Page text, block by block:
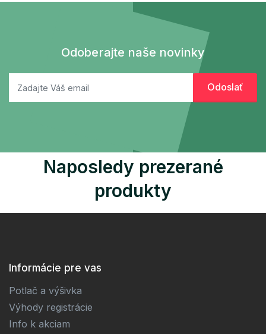
Odoberajte naše novinky
Naposledy prezerané
produkty
Informácie pre vas
Potlač a výšivka
Výhody registrácie
Info k akciam